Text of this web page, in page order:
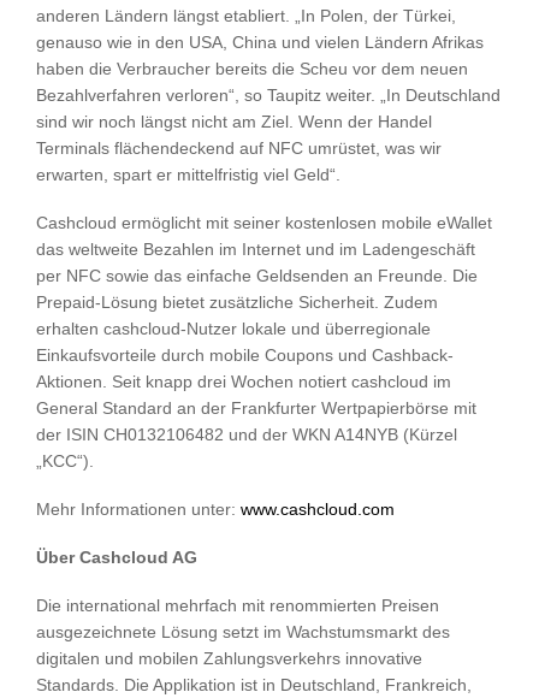
anderen Ländern längst etabliert. „In Polen, der Türkei,
genauso wie in den USA, China und vielen Ländern Afrikas
haben die Verbraucher bereits die Scheu vor dem neuen
Bezahlverfahren verloren“, so Taupitz weiter. „In Deutschland
sind wir noch längst nicht am Ziel. Wenn der Handel
Terminals flächendeckend auf NFC umrüstet, was wir
erwarten, spart er mittelfristig viel Geld“.
Cashcloud ermöglicht mit seiner kostenlosen mobile eWallet
das weltweite Bezahlen im Internet und im Ladengeschäft
per NFC sowie das einfache Geldsenden an Freunde. Die
Prepaid-Lösung bietet zusätzliche Sicherheit. Zudem
erhalten cashcloud-Nutzer lokale und überregionale
Einkaufsvorteile durch mobile Coupons und Cashback-
Aktionen. Seit knapp drei Wochen notiert cashcloud im
General Standard an der Frankfurter Wertpapierbörse mit
der ISIN CH0132106482 und der WKN A14NYB (Kürzel
„KCC“).
Mehr Informationen unter: www.cashcloud.com
Über Cashcloud AG
Die international mehrfach mit renommierten Preisen
ausgezeichnete Lösung setzt im Wachstumsmarkt des
digitalen und mobilen Zahlungsverkehrs innovative
Standards. Die Applikation ist in Deutschland, Frankreich,